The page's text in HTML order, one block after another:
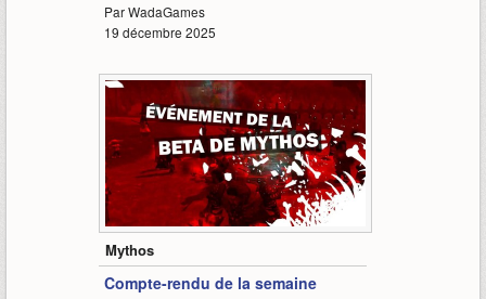
Par WadaGames
19 décembre 2025
1:04
Mythos
Compte-rendu de la semaine